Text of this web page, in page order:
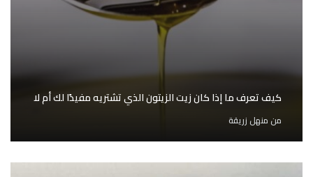
كيف تعرف ما إذا كان زيت الزيتون الذي تشتريه مفيدًا لك أم لا
من منهل زريقة